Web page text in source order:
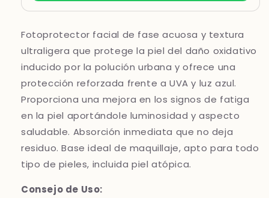
Fotoprotector facial de fase acuosa y textura
ultraligera que protege la piel del daño oxidativo
inducido por la polución urbana y ofrece una
protección reforzada frente a UVA y luz azul.
Proporciona una mejora en los signos de fatiga
en la piel aportándole luminosidad y aspecto
saludable. Absorción inmediata que no deja
residuo. Base ideal de maquillaje, apto para todo
tipo de pieles, incluida piel atópica.
Consejo de Uso: